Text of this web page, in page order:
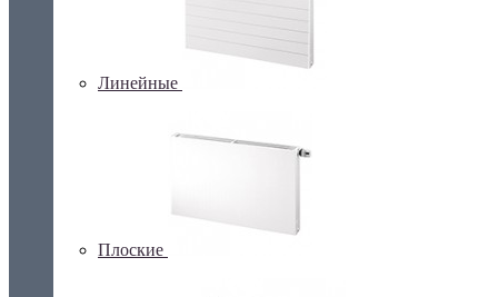
Линейные
Плоские